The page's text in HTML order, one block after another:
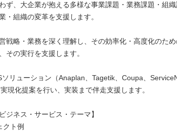
ず、大企業が抱える多様な事業課題・業務課題・組
・組織の変革を支援します。
戦略・業務を深く理解し、その効率化・高度化のた
その実行を支援します。
ソリューション（Anaplan、Tagetik、Coupa、
現化提案を行い、実装まで伴走支援します。
ジネス・サービス・テーマ】
クト例